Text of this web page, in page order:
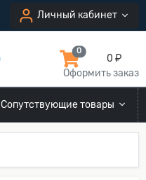
Личный кабинет
0
0 ₽
Оформить заказ
Сопутствующие товары